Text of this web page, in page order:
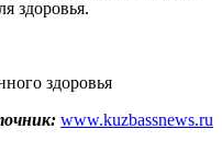
здоровья.
здоровья
www.kuzbassnews.ru